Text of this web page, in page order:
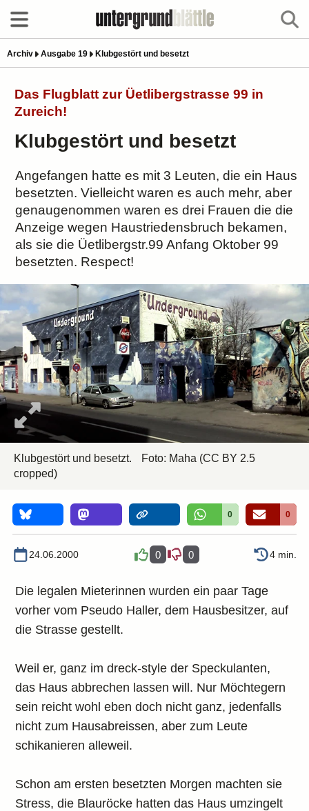
Archiv Ausgabe 19 Klubgestört und besetzt
Das Flugblatt zur Üetlibergstrasse 99 in
Zureich!
Klubgestört und besetzt
Angefangen hatte es mit 3 Leuten, die ein Haus
besetzten. Vielleicht waren es auch mehr, aber
genaugenommen waren es drei Frauen die die
Anzeige wegen Haustriedensbruch bekamen,
als sie die Üetlibergstr.99 Anfang Oktober 99
besetzten. Respect!
Klubgestört und besetzt. Foto: Maha (CC BY 2.5
cropped)
0 0
24.06.2000 0 0 4 min.
Die legalen Mieterinnen wurden ein paar Tage
vorher vom Pseudo Haller, dem Hausbesitzer, auf
die Strasse gestellt.
Weil er, ganz im dreck-style der Speckulanten,
das Haus abbrechen lassen will. Nur Möchtegern
sein reicht wohl eben doch nicht ganz, jedenfalls
nicht zum Hausabreissen, aber zum Leute
schikanieren alleweil.
Schon am ersten besetzten Morgen machten sie
Stress, die Blauröcke hatten das Haus umzingelt